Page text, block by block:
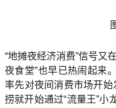
“地摊夜经济消费”信号又
夜食堂”也早已热闹起来
率先对夜间消费市场开
捞就开始通过“流量王”小